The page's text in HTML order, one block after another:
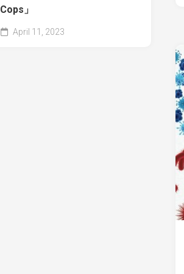
Cops」
April 11, 2023